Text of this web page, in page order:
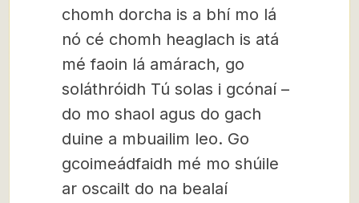
chomh dorcha is a bhí mo lá
nó cé chomh heaglach is atá
mé faoin lá amárach, go
soláthróidh Tú solas i gcónaí –
do mo shaol agus do gach
duine a mbuailim leo. Go
gcoimeádfaidh mé mo shúile
ar oscailt do na bealaí